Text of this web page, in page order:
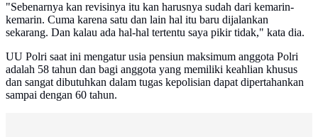
"Sebenarnya kan revisinya itu kan harusnya sudah dari kemarin-
kemarin. Cuma karena satu dan lain hal itu baru dijalankan
sekarang. Dan kalau ada hal-hal tertentu saya pikir tidak," kata dia.
UU Polri saat ini mengatur usia pensiun maksimum anggota Polri
adalah 58 tahun dan bagi anggota yang memiliki keahlian khusus
dan sangat dibutuhkan dalam tugas kepolisian dapat dipertahankan
sampai dengan 60 tahun.